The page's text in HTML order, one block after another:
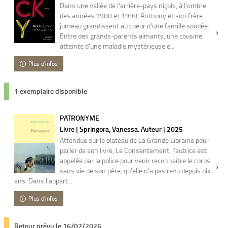
Dans une vallée de l'arrière-pays niçois, à l'ombre
des années 1980 et 1990, Anthony et son frère
jumeau grandissent au coeur d'une famille soudée.
Entre des grands-parents aimants, une cousine
atteinte d'une maladie mystérieuse e...
Plus d'infos
1 exemplaire disponible
PATRONYME
Livre | Springora, Vanessa. Auteur | 2025
Attendue sur le plateau de La Grande Librairie pour
parler de son livre, Le Consentement, l’autrice est
appelée par la police pour venir reconnaître le corps
sans vie de son père, qu’elle n’a pas revu depuis dix
ans. Dans l’appart...
Plus d'infos
Retour prévu le 16/07/2026